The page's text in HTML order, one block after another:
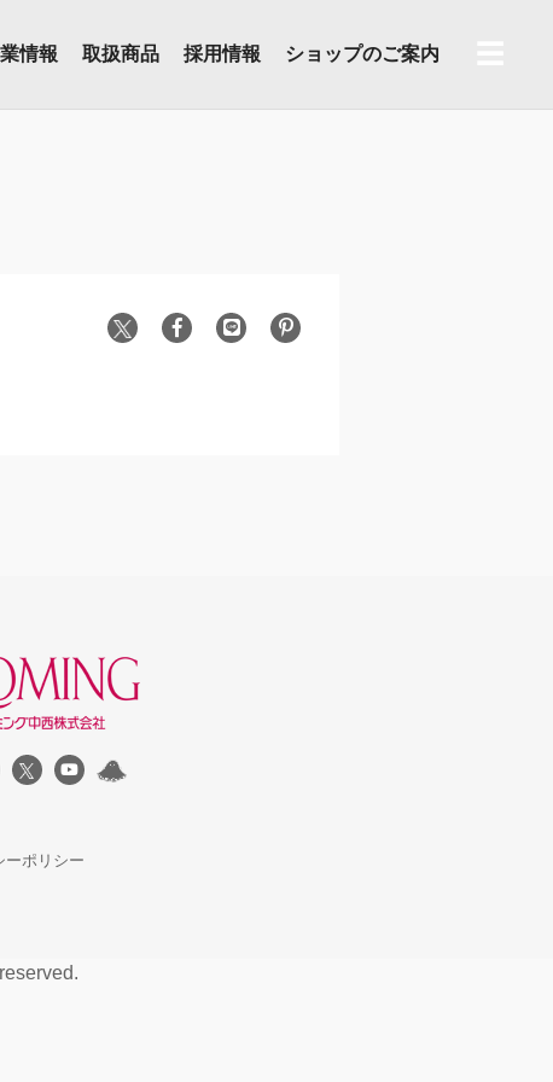
情報 取扱商品 採用情報 ショップのご案内
ーポリシー